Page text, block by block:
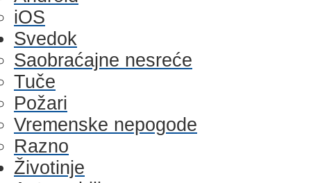
iOS
Svedok
Saobraćajne nesreće
Tuče
Požari
Vremenske nepogode
Razno
Životinje